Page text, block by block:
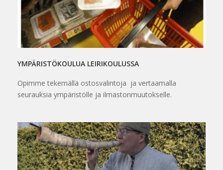
YMPÄRISTÖKOULUA LEIRIKOULUSSA
Opimme tekemällä ostosvalintoja ja vertaamalla
seurauksia ympäristölle ja ilmastonmuutokselle.